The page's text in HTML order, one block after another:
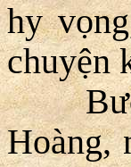
hy
chuyện
Bước
Hoàng,